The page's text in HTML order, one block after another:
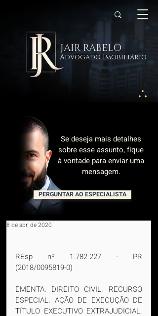
JAIR RABELO
Advogado Imobiliário
Se deseja mais detalhes
sobre esse assunto, fique
à vontade para enviar uma
mensagem.
PERGUNTAR AO ESPECIALISTA
8 de abr. de 2020
REsp nº 1.782.227 - PR
(2018/0095819-0)
EMENTA: DIREITO CIVIL. RECURSO
ESPECIAL. AÇÃO DE EXECUÇÃO DE